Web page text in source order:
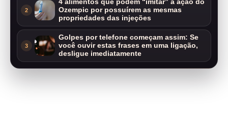
2
4 alimentos que podem “imitar” a ação do
Ozempic por possuírem as mesmas
propriedades das injeções
3
Golpes por telefone começam assim: Se
você ouvir estas frases em uma ligação,
desligue imediatamente